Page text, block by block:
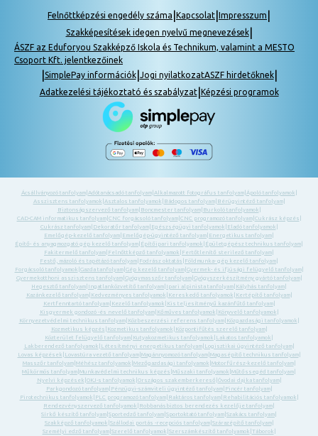
Felnőttképzési engedély száma Kapcsolat Impresszum
Szakképesítések idegen nyelvű megnevezések|
ÁSZF az Eduforyou Szakképző Iskola és Technikum, valamint a MESTO
Csoport Kft. jelentkezőinek
SimplePay információk| Jogi nyilatkozatASZF hirdetőknek|
Adatkezelési tájékoztató és szabályzat| Képzési programok
Ácsállványozó tanfolyam| Adótanácsadó tanfolyam| Alkalmazott fotográfus tanfolyam| Ápoló tanfolyamok
Asszisztens tanfolyamok Asztalos tanfolyamok Bádogos tanfolyam| Bérügyintéző tanfolyam|
Biztonságszervező tanfolyam| Boncmester tanfolyam| Burkoló tanfolyamok
CAD-CAM informatikus tanfolyam| CNC forgácsoló tanfolyam| CNC programozó tanfolyam| Cukrász képzés
Cukrász tanfolyam| Dekoratőr tanfolyam| Egészségügyi tanfolyamok Eladó tanfolyamok
Emelőgép-kezelő tanfolyam Emelőgép-ügyintéző tanfolyam Energetikus tanfolyam
Építő- és anyagmozgató gép kezelő tanfolyam Építőipari tanfolyamok Épületgépész technikus tanfolyam
Fakitermelő tanfolyam Felnőttképző tanfolyamok Fertőtlenítő sterilező tanfolyam
Festő, mázoló és tapétázó tanfolyam Fodrász oktatás Földmunka- gép kezelő tanfolyam
Forgácsoló tanfolyamok Gazda tanfolyam| Gép kezelő tanfolyam| Gyermek- és ifjúsági felügyelő tanfolyam|
Gyermekotthoni asszisztens tanfolyam| Gyógymasszőr tanfolyam| Gyógyszerkészítmény gyártó tanfolyam|
Hegesztő tanfolyam Ingatlanközvetítő tanfolyam Ipari alpinista tanfolyam Kályhás tanfolyam
Kazánkezelő tanfolyam| Kedvezményes tanfolyamok Kereskedő tanfolyamok Kertépítő tanfolyam|
Kertfenntartó tanfolyam| Kezelő tanfolyamok Kis teljesítményű kazánfűtő tanfolyam|
Kisgyermek gondozó -és nevelő tanfolyam| Kőműves tanfolyamok Könyvelő tanfolyamok
Környezetvédelmi technikus tanfolyam| Közbeszerzési referens tanfolyam| Közgazdasági tanfolyamok
Kozmetikus képzés Kozmetikus tanfolyamok Központifűtés szerelő tanfolyam|
Közterület felügyelő tanfolyam Kutyakozmetikus tanfolyamok Lakatos tanfolyamok
Lakberendező tanfolyamok Létesítményi energetikus tanfolyam| Logisztikai ügyintéző tanfolyam|
Lovas képzések Lovastúra vezető tanfolyam| Magánnyomozó tanfolyam| Magasépítő technikus tanfolyam|
Masszőr tanfolyam| Méhész tanfolyamok Mezőgazdasági tanfolyamok Motorfűrész-kezelő tanfolyam|
Műkörmös tanfolyam Munkavédelmi technikus képzés Műszaki tanfolyamok Műtőssegéd tanfolyam
Nyelvi képzések OKJ-s tanfolyamok Országos szakemberkereső Óvodai dajka tanfolyam|
Parkgondozó tanfolyam| Pénzügyi-számviteli ügyintéző tanfolyam| Pincér tanfolyam|
Pirotechnikus tanfolyamok PLC programozó tanfolyam| Raktáros tanfolyam| Rehabilitációs tanfolyamok
Rendezvényszervező tanfolyamok Robbanásbiztos berendezés kezelője tanfolyam
Sírkő készítő tanfolyam Sportedző tanfolyam Sportoktató tanfolyam Szakács tanfolyam
Szakképző tanfolyamok Szállodai portás -recepciós tanfolyam| Szárazépítő tanfolyam|
Személyi edző tanfolyam| Szerelő tanfolyamok Szerszámkészítő tanfolyamok Táborok